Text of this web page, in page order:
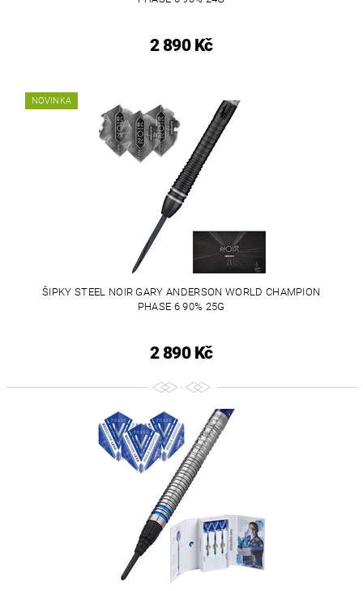
2 890 Kč
NOVINKA
ŠIPKY STEEL NOIR GARY ANDERSON WORLD CHAMPION
PHASE 6 90% 25G
2 890 Kč